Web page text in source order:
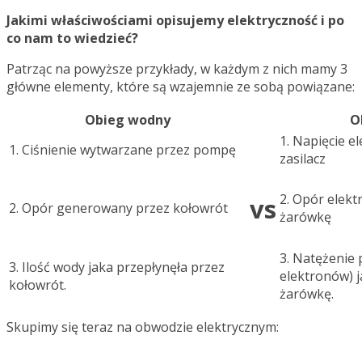
Jakimi właściwościami opisujemy elektryczność i po
co nam to wiedzieć?
Patrząc na powyższe przykłady, w każdym z nich mamy 3
główne elementy, które są wzajemnie ze sobą powiązane:
Obieg wodny
1. Ciśnienie wytwarzane przez pompę
1. Napięcie
zasilacz
2. Opór generowany przez kołowrót vs 2. Opór
żarówkę
3. Ilość wody jaka przepłynęła przez
kołowrót.
3. Natężenie
elektronów)
żarówkę.
Skupimy się teraz na obwodzie elektrycznym: